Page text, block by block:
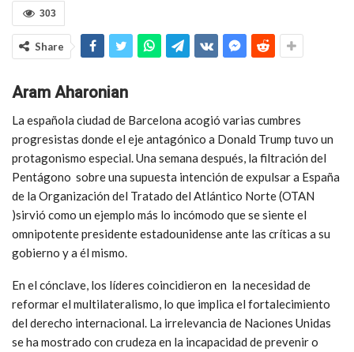
303
Share
Aram Aharonian
La española ciudad de Barcelona acogió varias cumbres
progresistas donde el eje antagónico a Donald Trump tuvo un
protagonismo especial. Una semana después, la filtración del
Pentágono sobre una supuesta intención de expulsar a España
de la Organización del Tratado del Atlántico Norte (OTAN
)sirvió como un ejemplo más lo incómodo que se siente el
omnipotente presidente estadounidense ante las críticas a su
gobierno y a él mismo.
En el cónclave, los líderes coincidieron en la necesidad de
reformar el multilateralismo, lo que implica el fortalecimiento
del derecho internacional. La irrelevancia de Naciones Unidas
se ha mostrado con crudeza en la incapacidad de prevenir o